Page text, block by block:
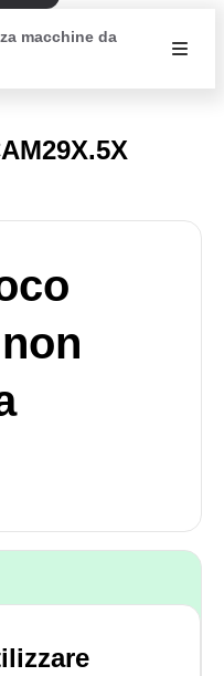
macchine da